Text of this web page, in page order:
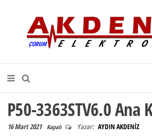
Akdeniz Elektronik
Teknik
Çorum
P50-3363STV6.0 Ana
16 Mart 2021 Kapalı Yazar: AYDIN AKDENİZ